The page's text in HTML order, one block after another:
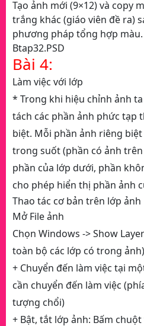
Tạo ảnh mới (9×12) và copy
trắng khác (giáo viên đề ra)
phương pháp tổng hợp
Btap32.PSD
Bài 4:
Làm việc với lớp
* Trong khi hiệu chỉnh ảnh
tách các phần ảnh phức tạp
biệt. Mỗi phần ảnh riêng
trong suốt (phần có ảnh
phần của lớp dưới, phần
cho phép hiển thị phần ảnh
Thao tác cơ bản trên lớp ảnh
Mở File ảnh
Chọn Windows -> Show
toàn bộ các lớp có trong ảnh)
+ Chuyển đến làm việc tại
cần chuyển đến làm việc
tượng chổi)
+ Bật, tắt lớp ảnh: Bấm